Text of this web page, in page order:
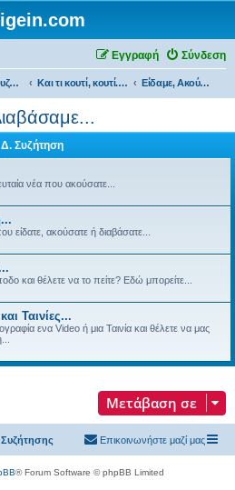
Σύνδεση
Εγγραφή
Ευρετήριο Δ. Συζήτησης Και τι κουτί, κουτί... τώρα και η οδήγηση καινούργια σε κουτί... Είδαμε, Ακούσαμε, Διαβάσαμε...
Δ. Συζήτηση
νέα που ακούσατε...
είδατε, ακούσατε ή διαβάσατε...
και θέλετε να το πείτε? Εδώ μπορείτε...
Ταινίες...
ενα Video ή μια Ταινία και θέλετε να μας
Μετάβαση σε
Επικοινωνήστε μαζί μας
® Forum Software © phpBB Limited